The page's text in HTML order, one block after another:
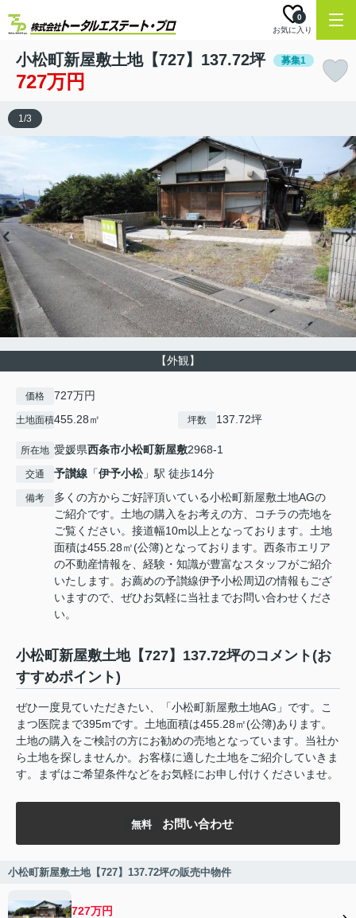
お気に入り
0
小松町新屋敷土地【727】137.72坪 募集1
727万円
【外観】
1/3
価格 727万円
土地面積455.28㎡ 坪数 137.72坪
所在地 愛媛県西条市小松町新屋敷2968-1
交通 予讃線 「伊予小松」駅 徒歩14分
備考
多くの方からご好評頂いている小松町新屋敷土地AGの
ご紹介です。土地の購入をお考えの方、コチラの売地を
ご覧ください。接道幅10m以上となっております。土地
面積は455.28㎡(公簿)となっております。西条市エリア
の不動産情報を、経験・知識が豊富なスタッフがご紹介
いたします。お薦めの予讃線伊予小松周辺の情報もござ
いますので、ぜひお気軽に当社までお問い合わせくださ
い。
小松町新屋敷土地【727】137.72坪のコメント(お
すすめポイント)
ぜひ一度見ていただきたい、「小松町新屋敷土地AG」です。こ
まつ医院まで395mです。土地面積は455.28㎡(公簿)あります。
土地の購入をご検討の方にお勧めの売地となっています。当社か
ら土地を探しませんか。お客様に適した土地をご紹介していきま
す。まずはご希望条件などをお気軽にお申し付けくださいませ。
無料 お問い合わせ
小松町新屋敷土地【727】137.72坪の販売中物件
727万円